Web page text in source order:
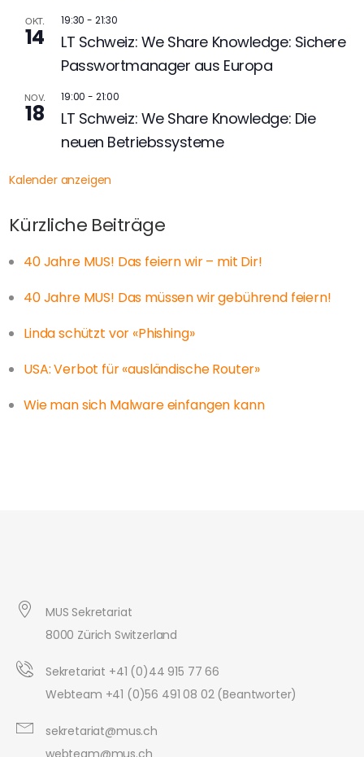
OKT.
14
19:30 - 21:30
LT Schweiz: We Share Knowledge: Sichere
Passwortmanager aus Europa
NOV.
18
19:00 - 21:00
LT Schweiz: We Share Knowledge: Die
neuen Betriebssysteme
Kalender anzeigen
Kürzliche Beiträge
40 Jahre MUS! Das feiern wir – mit Dir!
40 Jahre MUS! Das müssen wir gebührend feiern!
Linda schützt vor «Phishing»
USA: Verbot für «ausländische Router»
Wie man sich Malware einfangen kann
MUS Sekretariat
8000 Zürich Switzerland
Sekretariat +41 (0)44 915 77 66
Webteam +41 (0)56 491 08 02 (Beantworter)
sekretariat@mus.ch
webteam@mus.ch